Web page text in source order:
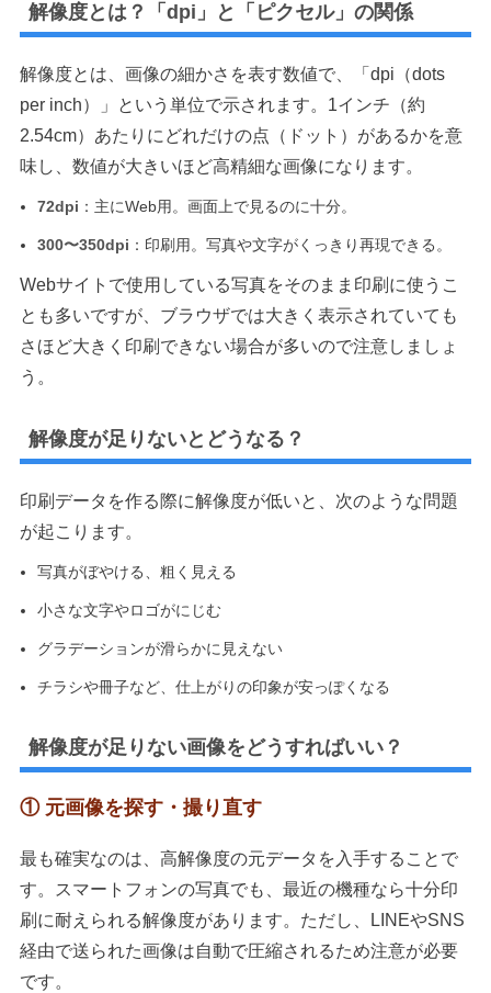
解像度とは？「dpi」と「ピクセル」の関係
解像度とは、画像の細かさを表す数値で、「dpi（dots
per inch）」という単位で示されます。1インチ（約
2.54cm）あたりにどれだけの点（ドット）があるかを意
味し、数値が大きいほど高精細な画像になります。
72dpi ：主にWeb用。画面上で見るのに十分。
300〜350dpi ：印刷用。写真や文字がくっきり再現できる。
Webサイトで使用している写真をそのまま印刷に使うこ
とも多いですが、ブラウザでは大きく表示されていても
さほど大きく印刷できない場合が多いので注意しましょ
う。
解像度が足りないとどうなる？
印刷データを作る際に解像度が低いと、次のような問題
が起こります。
写真がぼやける、粗く見える
小さな文字やロゴがにじむ
グラデーションが滑らかに見えない
チラシや冊子など、仕上がりの印象が安っぽくなる
解像度が足りない画像をどうすればいい？
① 元画像を探す・撮り直す
最も確実なのは、高解像度の元データを入手することで
す。スマートフォンの写真でも、最近の機種なら十分印
刷に耐えられる解像度があります。ただし、LINEやSNS
経由で送られた画像は自動で圧縮されるため注意が必要
です。